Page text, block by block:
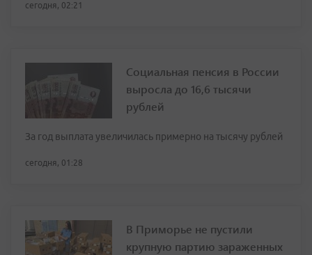
сегодня, 02:21
Социальная пенсия в России
выросла до 16,6 тысячи
рублей
За год выплата увеличилась примерно на тысячу рублей
сегодня, 01:28
В Приморье не пустили
крупную партию зараженных